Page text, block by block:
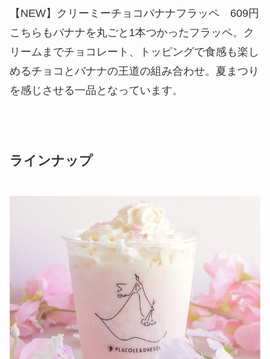
【NEW】クリーミーチョコバナナフラッペ 609円
こちらもバナナを丸ごと1本つかったフラッペ。ク
リームまでチョコレート、トッピングで食感も楽し
めるチョコとバナナの王道の組み合わせ。夏まつり
を感じさせる一品となっています。
ラインナップ